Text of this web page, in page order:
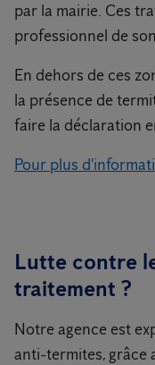
par la mairie. Ces
professionnel de
En dehors de ces
la présence de
faire la déclaration
Pour plus
Lutte contre
traitement ?
Notre agence est
anti-termites, grâce